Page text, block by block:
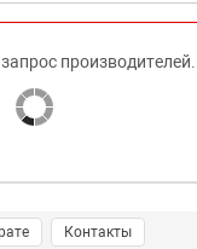
производителей...
Контакты